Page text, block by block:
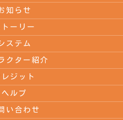
知らせ
トーリー
ステム
クター紹介
レジット
ヘルプ
い合わせ